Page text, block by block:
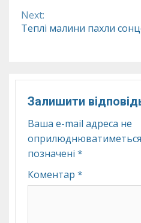
Reading
Next:
Теплі малини пахли
Залишити
Ваша e-mail адреса не
позначені *
Коментар *